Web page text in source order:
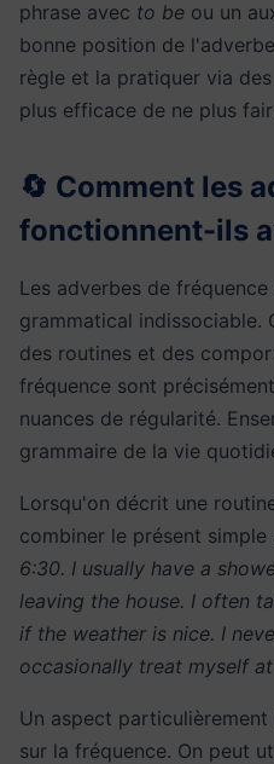
phrase avec to be ou un
bonne position de
règle et la pratiquer via
plus efficace de ne plus
🔄 Comment les
fonctionnent-ils
Les adverbes de
grammatical indissociable.
des routines et des
fréquence sont
nuances de régularité.
grammaire de la vie
Lorsqu'on décrit une
combiner le présent
6:30. I usually have a
leaving the house. I often
if the weather is nice. I
occasionally treat myself
Un aspect
sur la fréquence. On peut